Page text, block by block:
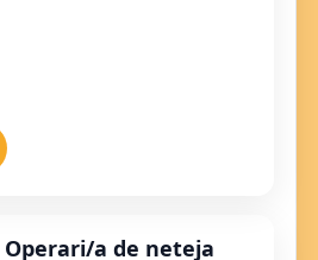
Operari/a de neteja